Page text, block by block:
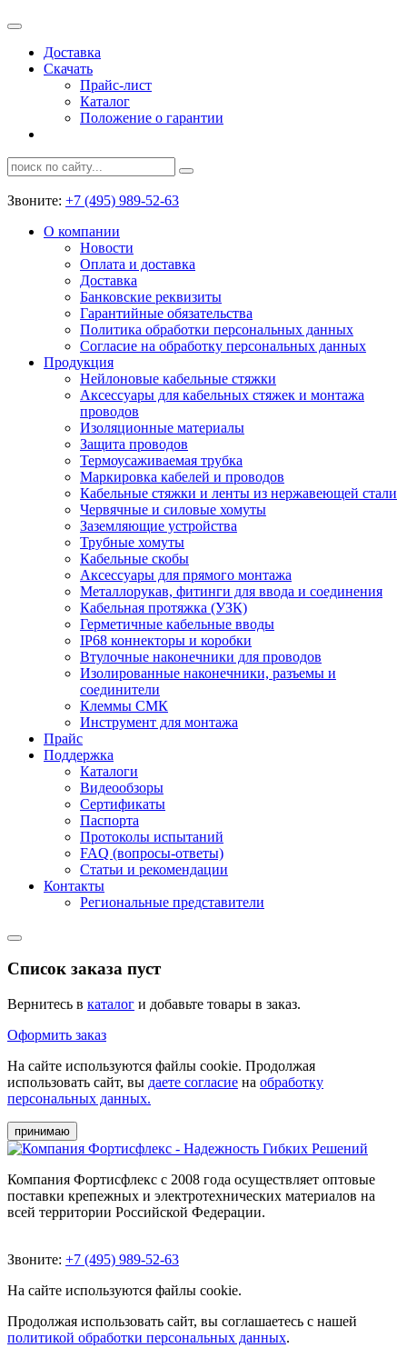
Доставка
Скачать
Прайс-лист
Каталог
Положение о гарантии
Звоните: +7 (495) 989-52-63
О компании
Новости
Оплата и доставка
Доставка
Банковские реквизиты
Гарантийные обязательства
Политика обработки персональных данных
Согласие на обработку персональных данных
Продукция
Нейлоновые кабельные стяжки
Аксессуары для кабельных стяжек и монтажа
проводов
Изоляционные материалы
Защита проводов
Термоусаживаемая трубка
Маркировка кабелей и проводов
Кабельные стяжки и ленты из нержавеющей стали
Червячные и силовые хомуты
Заземляющие устройства
Трубные хомуты
Кабельные скобы
Аксессуары для прямого монтажа
Металлорукав, фитинги для ввода и соединения
Кабельная протяжка (УЗК)
Герметичные кабельные вводы
IP68 коннекторы и коробки
Втулочные наконечники для проводов
Изолированные наконечники, разъемы и
соединители
Клеммы СМК
Инструмент для монтажа
Прайс
Поддержка
Каталоги
Видеообзоры
Сертификаты
Паспорта
Протоколы испытаний
FAQ (вопросы-ответы)
Статьи и рекомендации
Контакты
Региональные представители
Список заказа пуст
Вернитесь в каталог и добавьте товары в заказ.
Оформить заказ
На сайте используются файлы cookie. Продолжая
использовать сайт, вы даете согласие на обработку
персональных данных.
принимаю
Компания Фортисфлекс с 2008 года осуществляет оптовые
поставки крепежных и электротехнических материалов на
всей территории Российской Федерации.
Звоните: +7 (495) 989-52-63
На сайте используются файлы cookie.
Продолжая использовать сайт, вы соглашаетесь с нашей
политикой обработки персональных данных.